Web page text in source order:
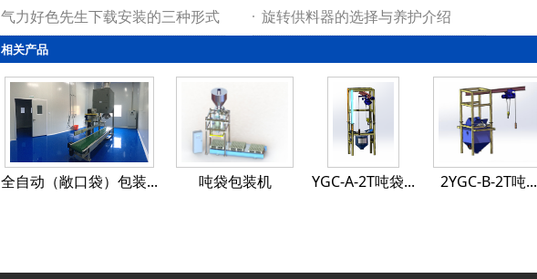
气力好色先生下载安装的三种形式
旋转供料器的选择与养护介绍
相关产品
全自动（敞口袋）包装... 吨袋包装机 YGC-A-2T吨袋... 2YGC-B-2T吨...